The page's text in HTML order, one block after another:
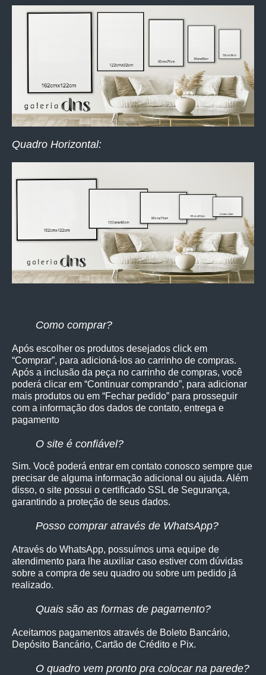
Quadro Horizontal:
Como comprar?
Após escolher os produtos desejados click em
“Comprar”, para adicioná-los ao carrinho de compras.
Após a inclusão da peça no carrinho de compras, você
poderá clicar em “Continuar comprando”, para adicionar
mais produtos ou em “Fechar pedido” para prosseguir
com a informação dos dados de contato, entrega e
pagamento
O site é confiável?
Sim. Você poderá entrar em contato conosco sempre que
precisar de alguma informação adicional ou ajuda. Além
disso, o site possui o certificado SSL de Segurança,
garantindo a proteção de seus dados.
Posso comprar através de WhatsApp?
Através do WhatsApp, possuímos uma equipe de
atendimento para lhe auxiliar caso estiver com dúvidas
sobre a compra de seu quadro ou sobre um pedido já
realizado.
Quais são as formas de pagamento?
Aceitamos pagamentos através de Boleto Bancário,
Depósito Bancário, Cartão de Crédito e Pix.
O quadro vem pronto pra colocar na parede?